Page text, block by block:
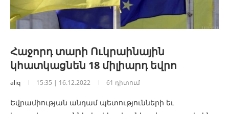
Հաջորդ տարի Ուկրաինային
կհատկացնեն 18 միլիարդ եվրո
aliq 15:35 | 16.12.2022 61 դիտում
Եվրամիության անդամ պետությունների եւ